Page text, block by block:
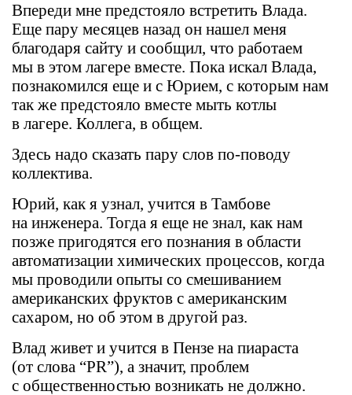
Впереди мне предстояло встретить Влада.
Еще пару месяцев назад он нашел меня
благодаря сайту и сообщил, что работаем
мы в этом лагере вместе. Пока искал Влада,
познакомился еще и с Юрием, с которым нам
так же предстояло вместе мыть котлы
в лагере. Коллега, в общем.
Здесь надо сказать пару слов по-поводу
коллектива.
Юрий, как я узнал, учится в Тамбове
на инженера. Тогда я еще не знал, как нам
позже пригодятся его познания в области
автоматизации химических процессов, когда
мы проводили опыты со смешиванием
американских фруктов с американским
сахаром, но об этом в другой раз.
Влад живет и учится в Пензе на пиараста
(от слова “PR”), а значит, проблем
с общественностью возникать не должно.